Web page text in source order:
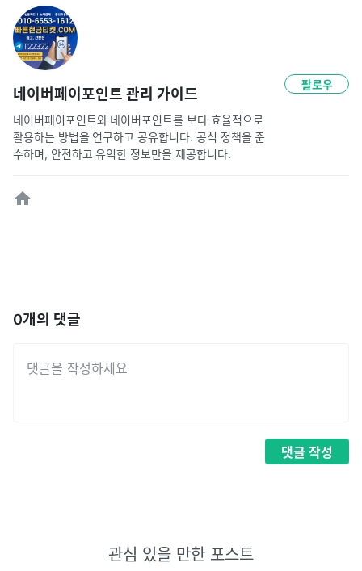
네이버페이포인트 관리 가이드
네이버페이포인트와 네이버포인트를 보다 효율적으로
활용하는 방법을 연구하고 공유합니다. 공식 정책을 준
수하며, 안전하고 유익한 정보만을 제공합니다.
팔로우
0개의 댓글
댓글 작성
관심 있을 만한 포스트